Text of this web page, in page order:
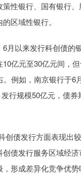
性银行、国有银行
区域性银行。
以来发行科创债的
亿元至30亿元间，
例如，南京银行于6
行规模50亿元，债
债发行方面表现出
债发行服务区域经
形成差异化竞争优